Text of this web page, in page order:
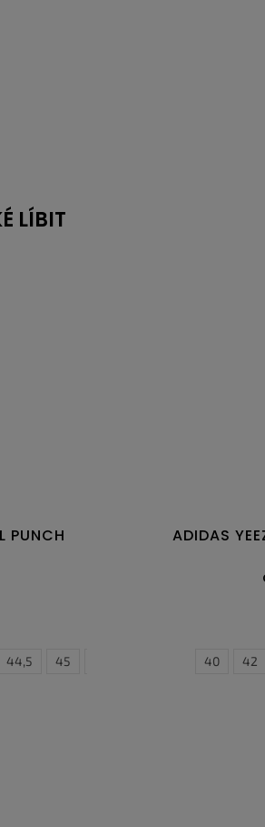
LÍBIT
PUNCH
44,5 45 47,5
ADIDAS
40 42